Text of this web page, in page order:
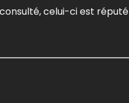
celui-ci est réputé